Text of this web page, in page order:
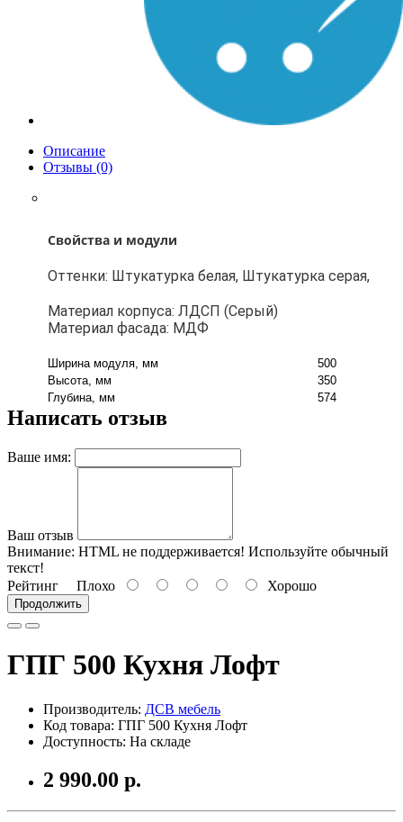
Описание
Отзывы (0)
Свойства и модули
Оттенки: Штукатурка белая, Штукатурка серая,
Материал корпуса: ЛДСП (Серый)
Материал фасада: МДФ
Ширина модуля, мм
500
Высота, мм
350
Глубина, мм
574
Написать отзыв
Ваше имя:
Ваш отзыв
Внимание: HTML не поддерживается! Используйте обычный
текст!
Рейтинг Плохо Хорошо
Продолжить
ГПГ 500 Кухня Лофт
Производитель: ДСВ мебель
Код товара: ГПГ 500 Кухня Лофт
Доступность: На складе
2 990.00 р.